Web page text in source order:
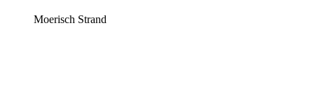
Moerisch Strand